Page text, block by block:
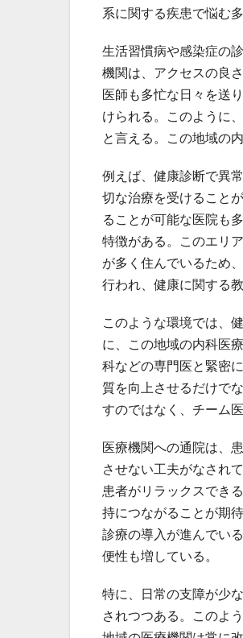
系に関する疾患で悩む
生活習慣病や感染症の
機関は、アクセスの良
医師も多忙な日々を送
けられる。このように
と言える。この地域の
例えば、健康診断で異
切な治療を受けること
ることが可能な医院も
特徴がある。このエリ
が多く住んでいるため
行われ、健康に関する
このような環境では、
に、この地域の内科医
科などの専門医と緊密
質を向上させるだけで
すのではなく、チーム
医療機関への通院は、
させない工夫がなされ
患者がリラックスでき
持につながることが期
診療の導入が進んでい
便性も増している。
特に、日常の支障が少
されつつある。このよ